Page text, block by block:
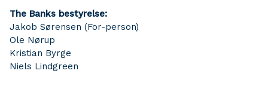
The Banks bestyrelse:
Jakob Sørensen (For-person)
Ole Nørup
Kristian Byrge
Niels Lindgreen